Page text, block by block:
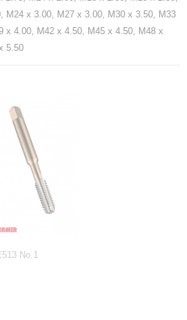
M24 x 3.00, M27 x 3.00, M30 x 3.50, M33
x 4.00, M42 x 4.50, M45 x 4.50, M48 x
5.50
No.1